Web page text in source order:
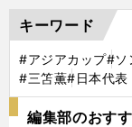
キーワード
#アジアカップ#ソ
#三笘薫#日本代表
編集部のおす